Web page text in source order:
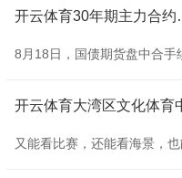
开云体育30年期主